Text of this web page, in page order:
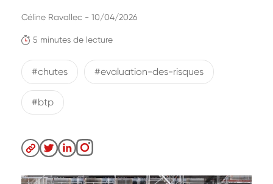
5 minutes de lecture
Céline Ravallec - 10/04/2026
#chutes #evaluation-des-risques
#btp